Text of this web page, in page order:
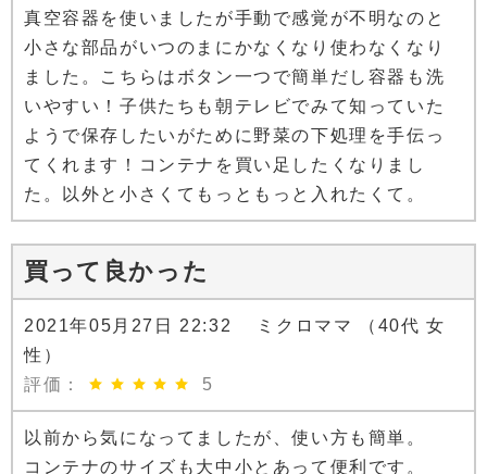
真空容器を使いましたが手動で感覚が不明なのと
小さな部品がいつのまにかなくなり使わなくなり
ました。こちらはボタン一つで簡単だし容器も洗
いやすい！子供たちも朝テレビでみて知っていた
ようで保存したいがために野菜の下処理を手伝っ
てくれます！コンテナを買い足したくなりまし
た。以外と小さくてもっともっと入れたくて。
買って良かった
2021年05月27日 22:32 ミクロママ （40代 女
性）
評価：
5
以前から気になってましたが、使い方も簡単。
コンテナのサイズも大中小とあって便利です。